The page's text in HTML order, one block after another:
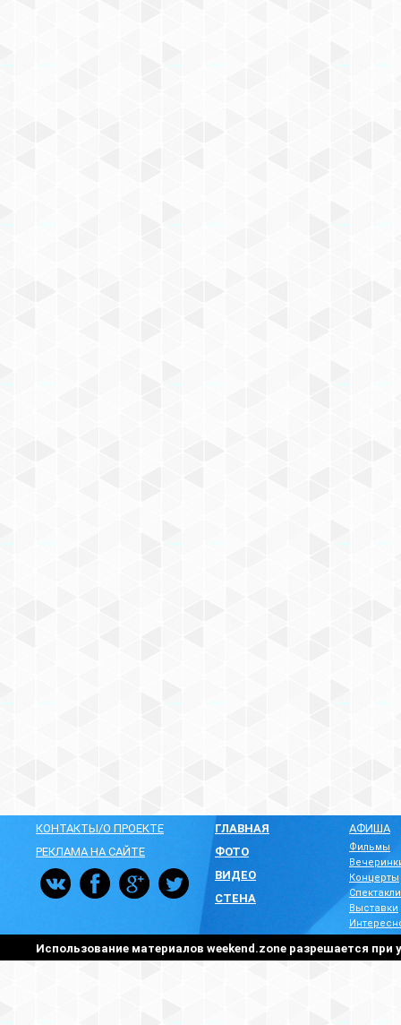
КОНТАКТЫ/О ПРОЕКТЕ
РЕКЛАМА НА САЙТЕ
ГЛАВНАЯ
ФОТО
ВИДЕО
СТЕНА
АФИША
Фильмы
Концерты
Спектакли
Выставки
Использование материалов weekend.zone разрешается